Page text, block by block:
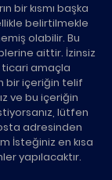
bir kısmı başka
belirtilmekle
olabilir. Bu
aittir. İzinsiz
ticari amaçla
bir içeriğin telif
ve bu içeriğin
lütfen
adresinden
İsteğiniz en kısa
yapılacaktır.